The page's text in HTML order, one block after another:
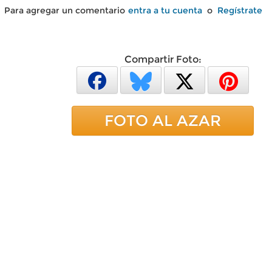
Para agregar un comentario entra a tu cuenta o Regístrate
Compartir Foto:
FOTO AL AZAR